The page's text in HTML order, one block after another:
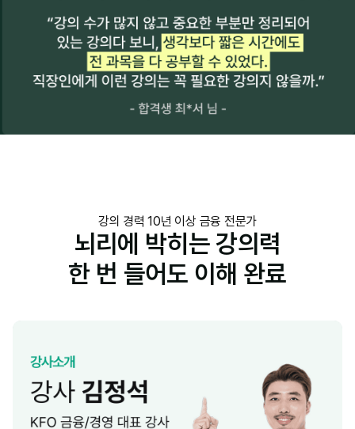
강의 경력 10년 이상 금융 전문가
뇌리에 박히는 강의력
한 번 들어도 이해 완료